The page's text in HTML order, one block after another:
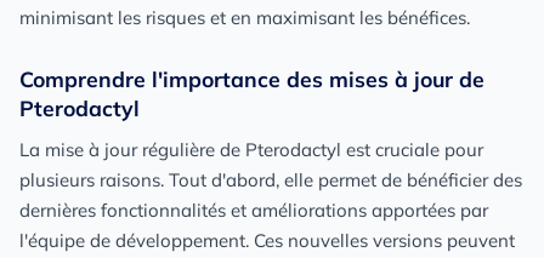
minimisant les risques et en maximisant les bénéfices.
Comprendre l'importance des mises à jour de
Pterodactyl
La mise à jour régulière de Pterodactyl est cruciale pour
plusieurs raisons. Tout d'abord, elle permet de bénéficier des
dernières fonctionnalités et améliorations apportées par
l'équipe de développement. Ces nouvelles versions peuvent